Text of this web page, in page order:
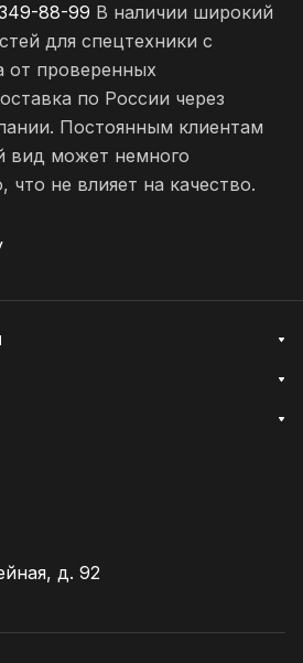
88-99 В наличии широкий
для спецтехники с
от проверенных
по России через
Постоянным клиентам
может немного
что не влияет на качество.
д. 92